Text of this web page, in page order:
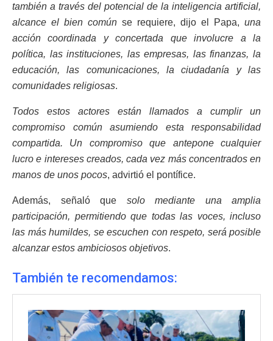
también a través del potencial de la inteligencia artificial,
alcance el bien común se requiere, dijo el Papa, una
acción coordinada y concertada que involucre a la
política, las instituciones, las empresas, las finanzas, la
educación, las comunicaciones, la ciudadanía y las
comunidades religiosas.
Todos estos actores están llamados a cumplir un
compromiso común asumiendo esta responsabilidad
compartida. Un compromiso que antepone cualquier
lucro e intereses creados, cada vez más concentrados en
manos de unos pocos, advirtió el pontífice.
Además, señaló que solo mediante una amplia
participación, permitiendo que todas las voces, incluso
las más humildes, se escuchen con respeto, será posible
alcanzar estos ambiciosos objetivos.
También te recomendamos: